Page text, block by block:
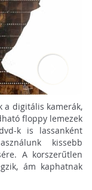
a digitális kamerák,
floppy lemezek
k is lassanként
kissebb
A korszerűtlen
ám kaphatnak